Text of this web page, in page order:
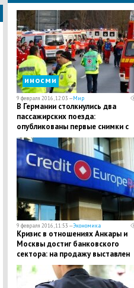
иносми
9 февраля 2016, 12:03 —Мир
В Германии столкнулись два
пассажирских поезда:
опубликованы первые снимки с
места трагедии
9 февраля 2016, 11:53 —Экономика
Кризис в отношениях Анкары и
Москвы достиг банковского
сектора: на продажу выставлен
крупнейший российский банк с
турецким капиталом